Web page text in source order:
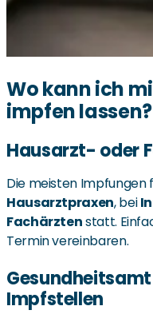
Wo kann ich
impfen lassen?
Hausarzt- oder
Die meisten Impfungen
Hausarztpraxen, bei
Fachärztenstatt.
Termin vereinbaren.
Impfstellen